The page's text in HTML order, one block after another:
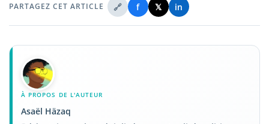
PARTAGEZ CET ARTICLE 🔗 f 𝕏 in
À PROPOS DE L'AUTEUR
Asaël Häzaq